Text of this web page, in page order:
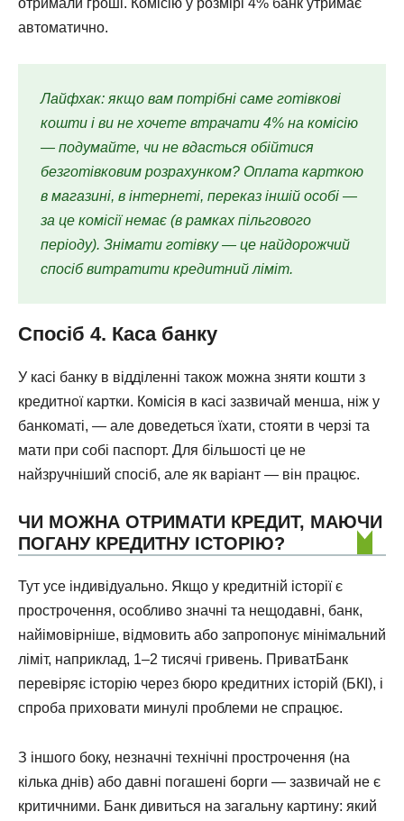
отримали гроші. Комісію у розмірі 4% банк утримає
автоматично.
Лайфхак: якщо вам потрібні саме готівкові
кошти і ви не хочете втрачати 4% на комісію
— подумайте, чи не вдасться обійтися
безготівковим розрахунком? Оплата карткою
в магазині, в інтернеті, переказ іншій особі —
за це комісії немає (в рамках пільгового
періоду). Знімати готівку — це найдорожчий
спосіб витратити кредитний ліміт.
Спосіб 4. Каса банку
У касі банку в відділенні також можна зняти кошти з
кредитної картки. Комісія в касі зазвичай менша, ніж у
банкоматі, — але доведеться їхати, стояти в черзі та
мати при собі паспорт. Для більшості це не
найзручніший спосіб, але як варіант — він працює.
ЧИ МОЖНА ОТРИМАТИ КРЕДИТ, МАЮЧИ
ПОГАНУ КРЕДИТНУ ІСТОРІЮ?
Тут усе індивідуально. Якщо у кредитній історії є
прострочення, особливо значні та нещодавні, банк,
найімовірніше, відмовить або запропонує мінімальний
ліміт, наприклад, 1–2 тисячі гривень. ПриватБанк
перевіряє історію через бюро кредитних історій (БКІ), і
спроба приховати минулі проблеми не спрацює.
З іншого боку, незначні технічні прострочення (на
кілька днів) або давні погашені борги — зазвичай не є
критичними. Банк дивиться на загальну картину: який